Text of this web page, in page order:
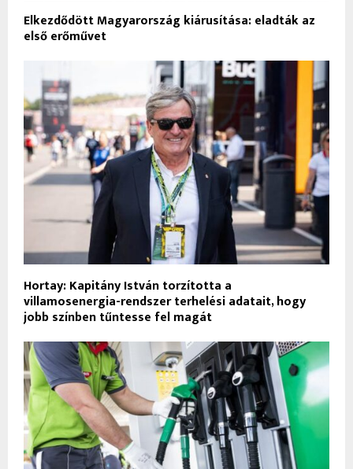
Elkezdődött Magyarország kiárusítása: eladták az
első erőművet
Hortay: Kapitány István torzította a
villamosenergia-rendszer terhelési adatait, hogy
jobb színben tűntesse fel magát